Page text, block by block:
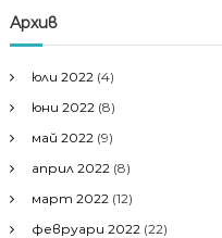
Архив
юли 2022 (4)
юни 2022 (8)
май 2022 (9)
април 2022 (8)
март 2022 (12)
февруари 2022 (22)